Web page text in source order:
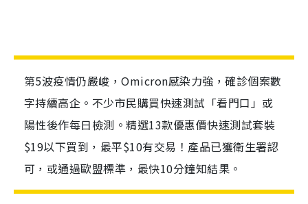
第5波疫情仍嚴峻，Omicron感染力強，確診個案數
字持續高企。不少市民購買快速測試「看門口」或
陽性後作每日檢測。精選13款優惠價快速測試套裝
$19以下買到，最平$10有交易！產品已獲衛生署認
可，或通過歐盟標準，最快10分鐘知結果。